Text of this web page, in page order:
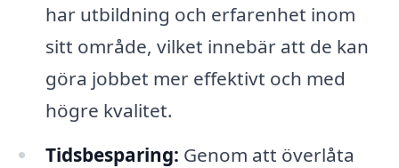
har utbildning och erfarenhet inom
sitt område, vilket innebär att de kan
göra jobbet mer effektivt och med
högre kvalitet.
Tidsbesparing: Genom att överlåta